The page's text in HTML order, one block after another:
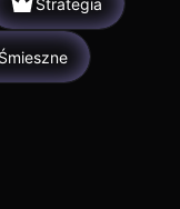
Śmieszne